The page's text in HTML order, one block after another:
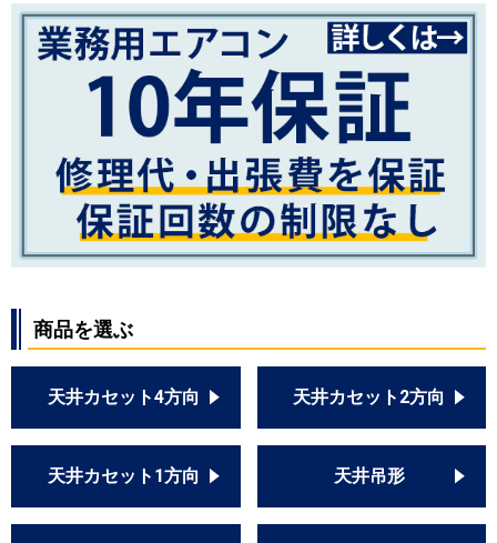
商品を選ぶ
天井カセット4方向 天井カセット2方向
天井カセット1方向 天井吊形